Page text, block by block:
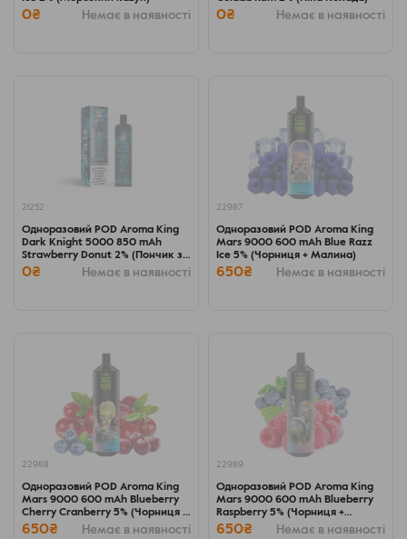
0₴ Немає в наявності 0₴ Немає в наявності
21252
Одноразовий POD Aroma King
Dark Knight 5000 850 mAh
Strawberry Donut 2% (Пончик з
полуничним джемом)
0₴ Немає в наявності
22987
Одноразовий POD Aroma King
Mars 9000 600 mAh Blue Razz
Ice 5% (Чорниця + Малина)
650₴ Немає в наявності
22988
Одноразовий POD Aroma King
Mars 9000 600 mAh Blueberry
Cherry Cranberry 5% (Чорниця +
Вишня + Журавлина)
650₴ Немає в наявності
22989
Одноразовий POD Aroma King
Mars 9000 600 mAh Blueberry
Raspberry 5% (Чорниця +
Малина)
650₴ Немає в наявності